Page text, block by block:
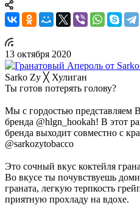
13 октября 2020
Sarko Zy ╳ Хулиган
Ты готов потерять голову?
Мы с гордостью представляем
бренда @hlgn_hookah! В этот
бренда выходит совместно с
@sarkozytobacco
Это сочный вкус коктейля
Во вкусе ты почувствуешь
граната, легкую терпкость
приятную прохладу на вдохе.